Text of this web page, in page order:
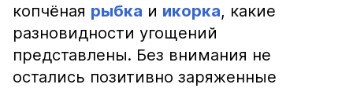
копчёная рыбка и икорка, какие
разновидности угощений
представлены. Без внимания не
остались позитивно заряженные